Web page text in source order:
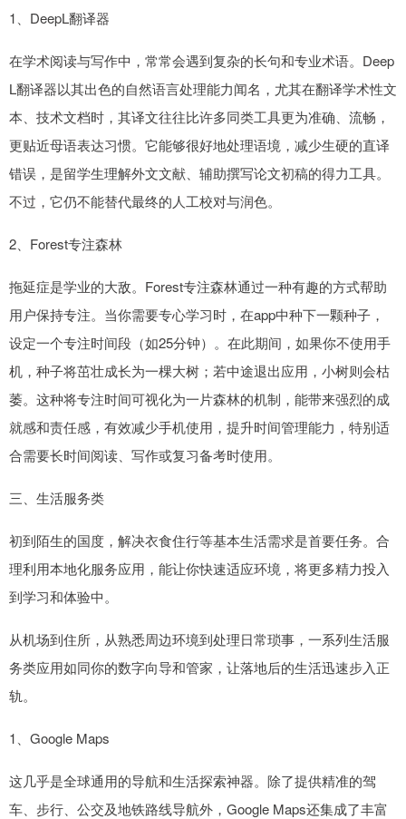
1、DeepL翻译器
在学术阅读与写作中，常常会遇到复杂的长句和专业术语。Deep
L翻译器以其出色的自然语言处理能力闻名，尤其在翻译学术性文
本、技术文档时，其译文往往比许多同类工具更为准确、流畅，
更贴近母语表达习惯。它能够很好地处理语境，减少生硬的直译
错误，是留学生理解外文文献、辅助撰写论文初稿的得力工具。
不过，它仍不能替代最终的人工校对与润色。
2、Forest专注森林
拖延症是学业的大敌。Forest专注森林通过一种有趣的方式帮助
用户保持专注。当你需要专心学习时，在app中种下一颗种子，
设定一个专注时间段（如25分钟）。在此期间，如果你不使用手
机，种子将茁壮成长为一棵大树；若中途退出应用，小树则会枯
萎。这种将专注时间可视化为一片森林的机制，能带来强烈的成
就感和责任感，有效减少手机使用，提升时间管理能力，特别适
合需要长时间阅读、写作或复习备考时使用。
三、生活服务类
初到陌生的国度，解决衣食住行等基本生活需求是首要任务。合
理利用本地化服务应用，能让你快速适应环境，将更多精力投入
到学习和体验中。
从机场到住所，从熟悉周边环境到处理日常琐事，一系列生活服
务类应用如同你的数字向导和管家，让落地后的生活迅速步入正
轨。
1、Google Maps
这几乎是全球通用的导航和生活探索神器。除了提供精准的驾
车、步行、公交及地铁路线导航外，Google Maps还集成了丰富